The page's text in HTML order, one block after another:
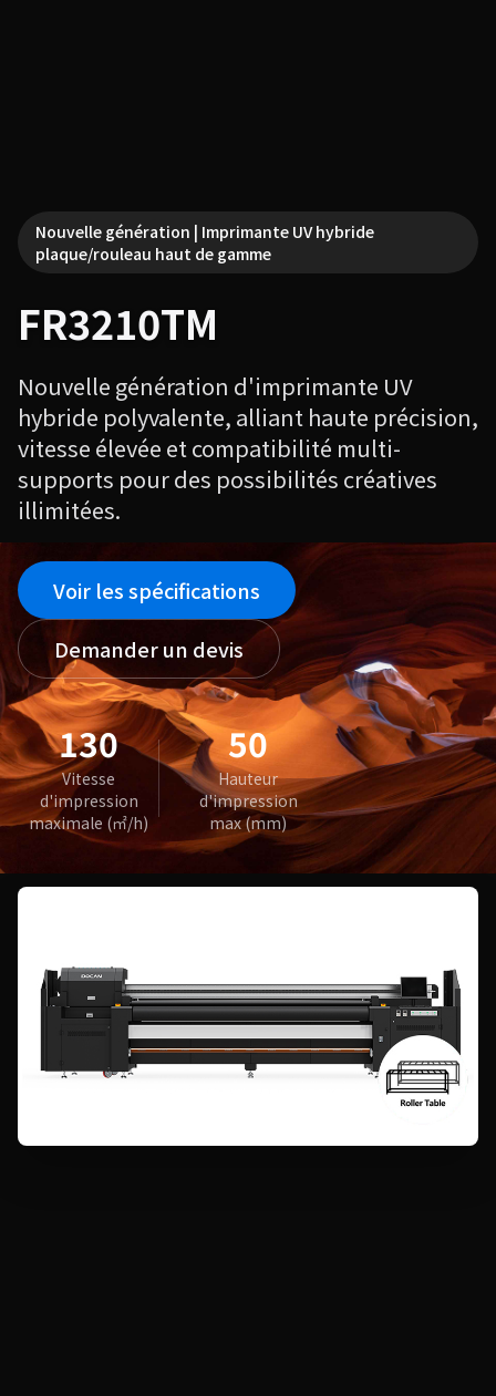
Nouvelle génération | Imprimante UV hybride
plaque/rouleau haut de gamme
FR3210TM
Nouvelle génération d'imprimante UV
hybride polyvalente, alliant haute précision,
vitesse élevée et compatibilité multi-
supports pour des possibilités créatives
illimitées.
Voir les spécifications
Demander un devis
130
Vitesse
d'impression
maximale (㎡/h)
50
Hauteur
d'impression
max (mm)